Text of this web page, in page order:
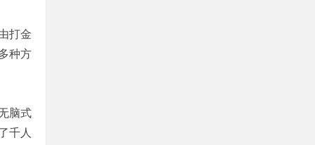
打金
种方
脑式
千人